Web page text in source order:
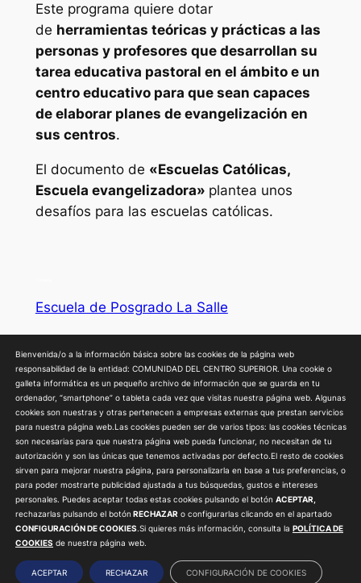
a
e
n
"
P
r
o
g
r
a
E
s
p
e
c
i
a
l
i
z
a
c
i
Este programa quiere dotar
de herramientas teóricas y prácticas a las
personas y profesores que desarrollan su
tarea educativa pastoral en el ámbito e un
centro educativo para que sean capaces
de elaborar planes de evangelización en
sus centros.
El documento de «Escuelas Católicas,
Escuela evangelizadora» plantea unos
desafíos para las escuelas católicas.
Escuela de Posgrado La Salle
Privacidad
Política de devoluciones y reembolsos
Política de privacidad
Protección de Datos
Política de Cookies
Sugerencias y Reclamaciones
Contacta con nosotros
Social
Linkedin
Facebook
Instagram
Youtube
La Salle Escuela de Posgrado. 2024. |Aviso Legal|
Términos y Condiciones
Bienvenida/o a la información básica sobre las cookies de la página web
responsabilidad de la entidad: COMUNIDAD DEL CENTRO SUPERIOR. Una cookie o
galleta informática es un pequeño archivo de información que se guarda en tu
ordenador, “smartphone” o tableta cada vez que visitas nuestra página web. Algunas
cookies son nuestras y otras pertenecen a empresas externas que prestan servicios
para nuestra página web.Las cookies pueden ser de varios tipos: las cookies técnicas
son necesarias para que nuestra página web pueda funcionar, no necesitan de tu
autorización y son las únicas que tenemos activadas por defecto.El resto de cookies
sirven para mejorar nuestra página, para personalizarla en base a tus preferencias, o
para poder mostrarte publicidad ajustada a tus búsquedas, gustos e intereses
personales. Puedes aceptar todas estas cookies pulsando el botón ACEPTAR,
rechazarlas pulsando el botón RECHAZAR o configurarlas clicando en el apartado
CONFIGURACIÓN DE COOKIES.Si quieres más información, consulta la POLÍTICA DE
COOKIES de nuestra página web.
ACEPTAR RECHAZAR CONFIGURACIÓN DE COOKIES